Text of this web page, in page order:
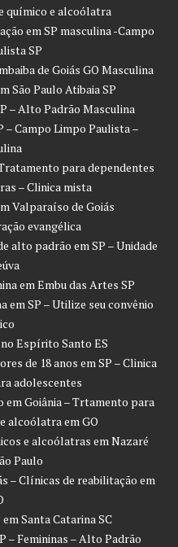
químico e alcoólatra
em SP masculina -Campo
SP
de Goiás GO Masculina
São Paulo Atibaia SP
– Alto Padrão Masculina
– Campo Limpo Paulista –
para dependentes
– Clinica mista
Valparaíso de Goiás
evangélica
alto padrão em SP – Unidade
em Embu das Artes SP
em SP – Utilize seu convênio
Espírito Santo ES
de 18 anos em SP – Clinica
adolescentes
em Goiânia – Trtamento para
alcoólatra em GO
e alcoólatras em Nazaré
Paulo
– Clínicas de reabilitação em
Santa Catarina SC
– Femininas – Alto Padrão